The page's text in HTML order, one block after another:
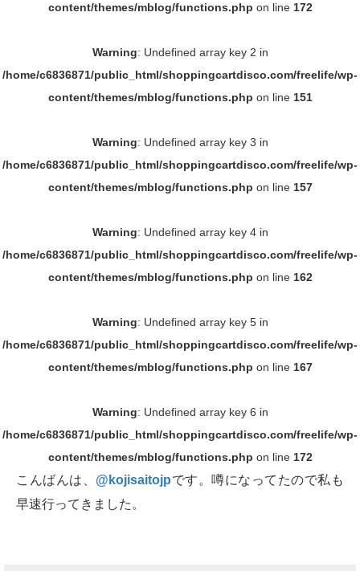
content/themes/mblog/functions.php on line 172
Warning: Undefined array key 2 in
/home/c6836871/public_html/shoppingcartdisco.com/freelife/wp-
content/themes/mblog/functions.php on line 151
Warning: Undefined array key 3 in
/home/c6836871/public_html/shoppingcartdisco.com/freelife/wp-
content/themes/mblog/functions.php on line 157
Warning: Undefined array key 4 in
/home/c6836871/public_html/shoppingcartdisco.com/freelife/wp-
content/themes/mblog/functions.php on line 162
Warning: Undefined array key 5 in
/home/c6836871/public_html/shoppingcartdisco.com/freelife/wp-
content/themes/mblog/functions.php on line 167
Warning: Undefined array key 6 in
/home/c6836871/public_html/shoppingcartdisco.com/freelife/wp-
content/themes/mblog/functions.php on line 172
こんばんは、 @kojisaitojpです。噂になってたので私も
早速行ってきました。